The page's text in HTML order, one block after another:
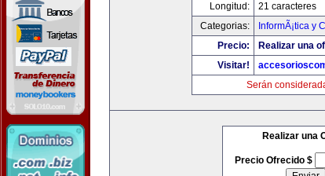
Longitud:
21 caracteres
Categorias:
InformÃ¡tica y
Precio:
Realizar una
Visitar!
Serán
Realizar una
Precio Ofrecido $